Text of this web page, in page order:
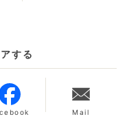
する
Mail